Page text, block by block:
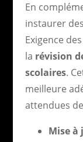
En
instaurer
Exigence
la révision
scolaires.
meilleure
attendues
Mise à